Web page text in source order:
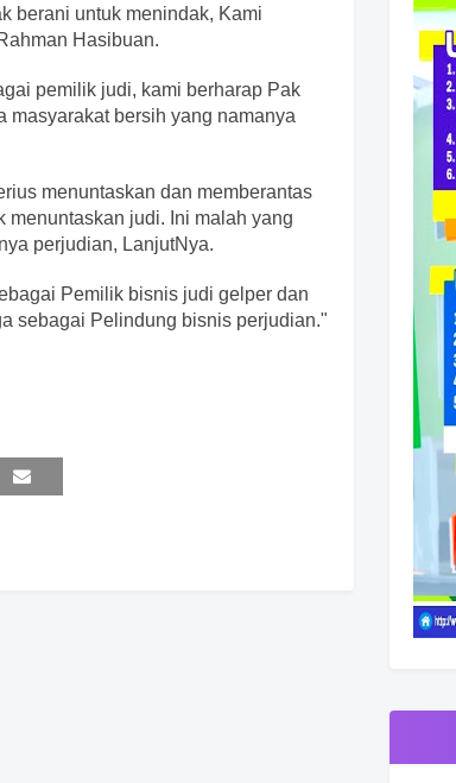
berani untuk menindak, Kami
Hasibuan.
pemilik judi, kami berharap Pak
masyarakat bersih yang namanya
menuntaskan dan memberantas
judi. Ini malah yang
perjudian, LanjutNya.
Pemilik bisnis judi gelper dan
sebagai Pelindung bisnis perjudian."